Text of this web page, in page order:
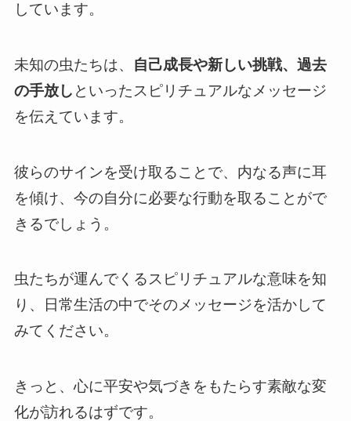
しています。
未知の虫たちは、 自己成長や新しい挑戦、過去
の手放し といったスピリチュアルなメッセージ
を伝えています。
彼らのサインを受け取ることで、内なる声に耳
を傾け、今の自分に必要な行動を取ることがで
きるでしょう。
虫たちが運んでくるスピリチュアルな意味を知
り、日常生活の中でそのメッセージを活かして
みてください。
きっと、心に平安や気づきをもたらす素敵な変
化が訪れるはずです。